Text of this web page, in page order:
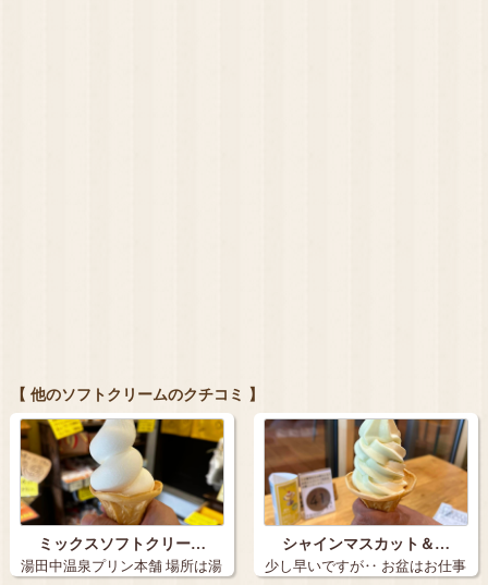
【 他のソフトクリームのクチコミ 】
ミックスソフトクリー…
湯田中温泉プリン本舗 場所は湯
シャインマスカット＆…
少し早いですが‥ お盆はお仕事